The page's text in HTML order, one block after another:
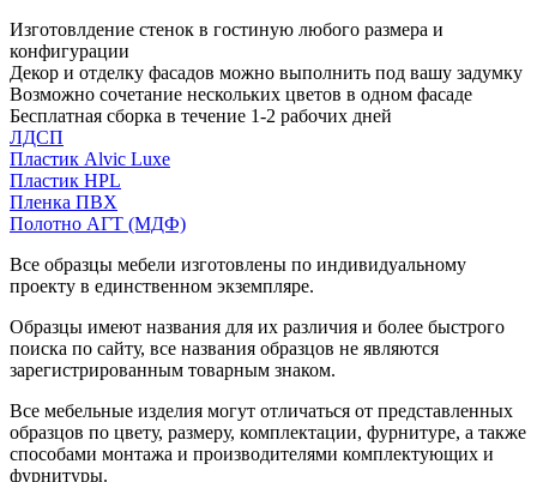
Изготовлдение стенок в гостиную любого размера и
конфигурации
Декор и отделку фасадов можно выполнить под вашу задумку
Возможно сочетание нескольких цветов в одном фасаде
Бесплатная сборка в течение 1-2 рабочих дней
ЛДСП
Пластик Alvic Luxe
Пластик HPL
Пленка ПВХ
Полотно АГТ (МДФ)
Все образцы мебели изготовлены по индивидуальному
проекту в единственном экземпляре.
Образцы имеют названия для их различия и более быстрого
поиска по сайту, все названия образцов не являются
зарегистрированным товарным знаком.
Все мебельные изделия могут отличаться от представленных
образцов по цвету, размеру, комплектации, фурнитуре, а также
способами монтажа и производителями комплектующих и
фурнитуры.